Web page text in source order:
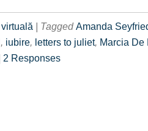
| TaggedAmanda
, iubire, letters to juliet, Marcia De
2 Responses